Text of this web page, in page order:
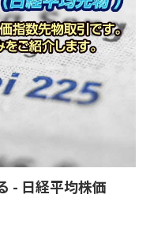
- 日経平均株価